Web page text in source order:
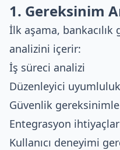
1. Gereksinim
İlk aşama,
analizini içerir:
İş süreci analizi
Düzenleyici
Güvenlik
Entegrasyon
Kullanıcı deneyimi